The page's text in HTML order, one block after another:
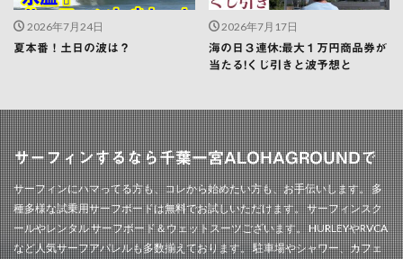
2026年7月24日
夏本番！土日の波は？
2026年7月17日
海の日３連休:最大１万円商品券が
当たる!くじ引きと波予想と
サーフィンするなら千葉一宮ALOHAGROUNDで
サーフィンにハマってる方も、コレから始めたい方も、お手伝いします。 多
種多様な試乗用サーフボードは無料でお試しいただけます。 サーフィンスク
ールやレンタル サーフボード＆ウェットスーツございます。 HURLEYやRVCA
など人気サーフアパレルも多数揃えております。 駐車場やシャワー、カフェ